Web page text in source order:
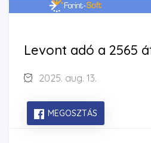
Levont adó a 2565
2025. aug. 13.
MEGOSZTÁS